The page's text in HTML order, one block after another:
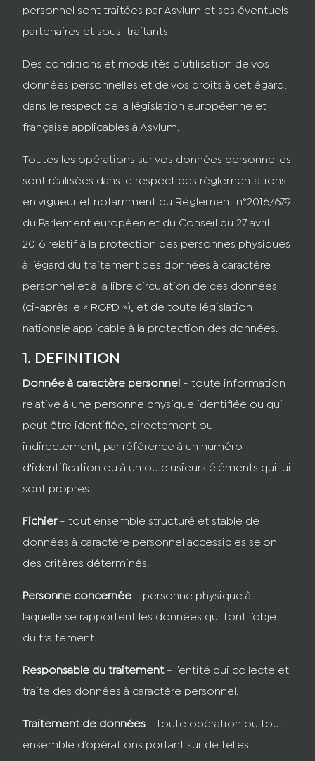
personnel sont traitées par Asylum et ses éventuels
partenaires et sous-traitants
Des conditions et modalités d’utilisation de vos
données personnelles et de vos droits à cet égard,
dans le respect de la législation européenne et
française applicables à Asylum.
Toutes les opérations sur vos données personnelles
sont réalisées dans le respect des réglementations
en vigueur et notamment du Règlement n°2016/679
du Parlement européen et du Conseil du 27 avril
2016 relatif à la protection des personnes physiques
à l’égard du traitement des données à caractère
personnel et à la libre circulation de ces données
(ci-après le « RGPD »), et de toute législation
nationale applicable à la protection des données.
1. DEFINITION
Donnée à caractère personnel - toute information
relative à une personne physique identifiée ou qui
peut être identifiée, directement ou
indirectement, par référence à un numéro
d'identification ou à un ou plusieurs éléments qui lui
sont propres.
Fichier- tout ensemble structuré et stable de
données à caractère personnel accessibles selon
des critères déterminés.
Personne concernée - personne physique à
laquelle se rapportent les données qui font l’objet
du traitement.
Responsable du traitement- l’entité qui collecte et
traite des données à caractère personnel.
Traitement de données - toute opération ou tout
ensemble d’opérations portant sur de telles